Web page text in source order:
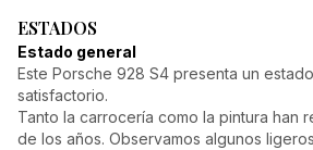
ESTADOS
Estado general
Este Porsche 928 S4 presenta un
satisfactorio.
Tanto la carrocería como la pintura han
de los años. Observamos algunos